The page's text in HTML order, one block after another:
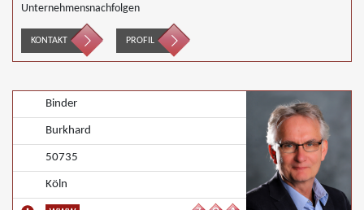
Unternehmensnachfolgen
KONTAKT PROFIL
Binder
Burkhard
50735
Köln